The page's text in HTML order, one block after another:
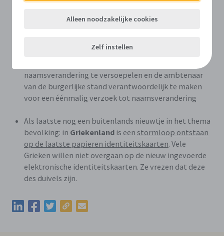
Alleen noodzakelijke cookies
Zelf instellen
vereenvoudigde procedureeen naamswijziging te
vragen (naar naam vader, moeder of beide namen) bij
Franse ambassade. Ook in België werd een
naamsverandering te versoepelen en de ambtenaar
van de burgerlijke stand verantwoordelijk te maken
voor een éénmalig verzoek tot naamsverandering
Als laatste nog een buitenlands nieuwtje in het thema
bevolking: in Griekenland is een stormloop ontstaan
op de laatste papieren identiteitskaarten. Vele
Grieken willen niet overgaan op de nieuw ingevoerde
elektronische identiteitskaarten. Ze vrezen dat deze
des duivels zijn.
Deel deze update via LinkedIn
Deel deze update via Facebook
Deel deze update via Twitter
Kopieer de permalink van deze update
Deel deze update via e-mail